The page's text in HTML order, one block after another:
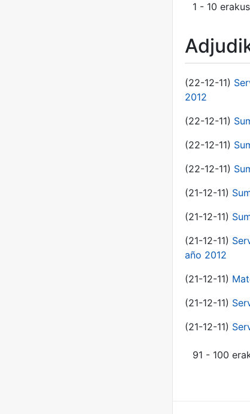
1 - 10
(22-12-11)
2012
(22-12-11)
(22-12-11)
(22-12-11)
(21-12-11)
(21-12-11)
(21-12-11)
año 2012
(21-12-11)
(21-12-11)
(21-12-11)
91 - 100